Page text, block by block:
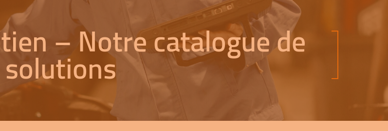
– Notre catalogue de
solutions